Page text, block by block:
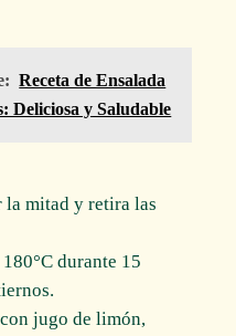
Receta de Ensalada
Deliciosa y Saludable
la mitad y retira las
durante 15
jugo de limón,